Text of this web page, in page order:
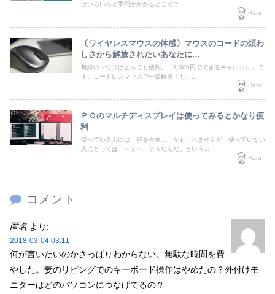
はいろいろと手間がかかるところで...
Haru
〔ワイヤレスマウスの体感〕マウスのコードの煩わ
しさから解放されたいあなたに…
無線のマウスはとっても便利。「1,000円でできるチャレンジ」で
す。コードレスマウスで一挙解決！もし...
Haru
ＰＣのマルチディスプレイは使ってみるとかなり便
利
使っている人には「何を今更…」かもしれませんが、使っていない
人にとっては「へぇー、そうなんだ」という...
Haru
コメント
匿名 より:
2018-03-04 03:11
何が言いたいのかさっぱりわからない。無駄な時間を費
やした。妻のリビングでのキーボード操作はやめたの？外付けモ
ニターはどのパソコンにつなげてるの？